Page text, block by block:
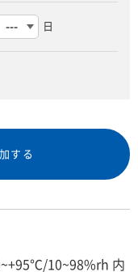
日
する
10~98%rh 内